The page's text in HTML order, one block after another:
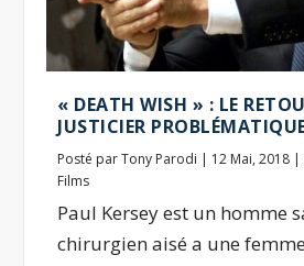
« DEATH WISH » : LE
JUSTICIER
Posté parTony Parodi | 12 Mai, 2018 |
Films
Paul Kersey est un homme
chirurgien aisé a une